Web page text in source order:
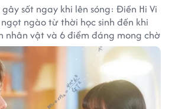
sốt ngay khi lên sóng: Điền Hi Vi
ngào từ thời học sinh đến khi
nhân vật và 6 điểm đáng mong chờ